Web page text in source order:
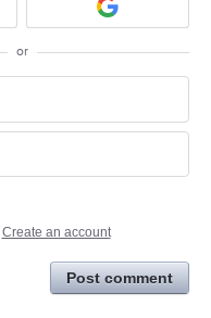
or
Create an account
Post comment